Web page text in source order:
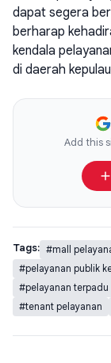
dapat segera
berharap
kendala
di daerah
Add this
Tags: #mall
#pelayanan publik
#pelayanan terpadu
#tenant pelayanan